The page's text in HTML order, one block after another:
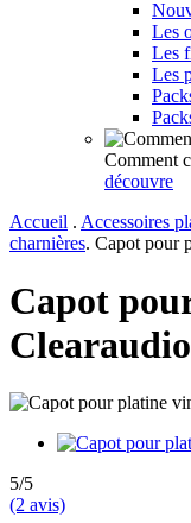
Les
Les
Les
Comment
découvre
Accueil . Accessoires
charnières. Capot pour
Capot
5/5
(2 avis)